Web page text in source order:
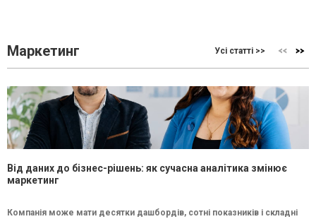
Маркетинг Усі статті >>
Від даних до бізнес-рішень: як сучасна аналітика змінює
маркетинг
Компанія може мати десятки дашбордів, сотні показників і складні